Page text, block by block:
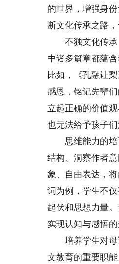
的世界，增强身
断文化传承之路
不独文化传承，
中诸多篇章都蕴
比如，《孔融让
感恩，铭记先辈
立起正确的价值
也无法给予孩子
思维能力的培育
结构、洞察作者
象、自由表达，
词为例，学生不
起伏和思想力量
实现认知与感悟的
培养学生对母语
文教育的重要职